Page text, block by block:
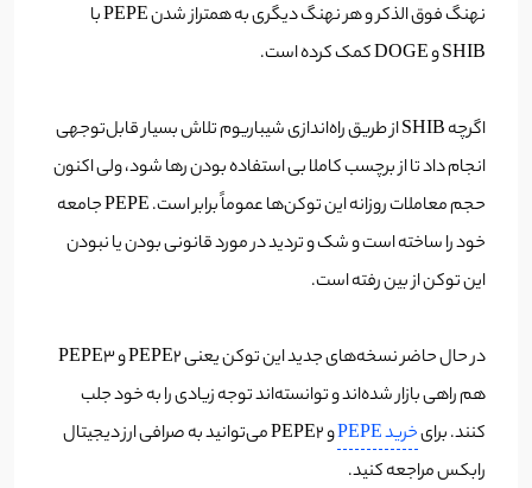
نهنگ فوق الذکر و هر نهنگ دیگری به همتراز شدن PEPE با
SHIB و DOGE کمک کرده است.
اگرچه SHIB از طریق راه‌اندازی شیباریوم تلاش بسیار قابل‌توجهی
انجام داد تا از برچسب کاملا بی استفاده بودن رها شود، ولی اکنون
حجم معاملات روزانه این توکن‌ها عموماً برابر است. PEPE جامعه
خود را ساخته است و شک و تردید در مورد قانونی بودن یا نبودن
این توکن از بین رفته است.
در حال حاضر نسخه‌های جدید این توکن یعنی PEPE2 و PEPE3
هم راهی بازار شده‌اند و توانسته‌اند توجه زیادی را به خود جلب
کنند. برایخرید PEPE
و PEPE2 می‌توانید به صرافی ارز دیجیتال
رابکس مراجعه کنید.